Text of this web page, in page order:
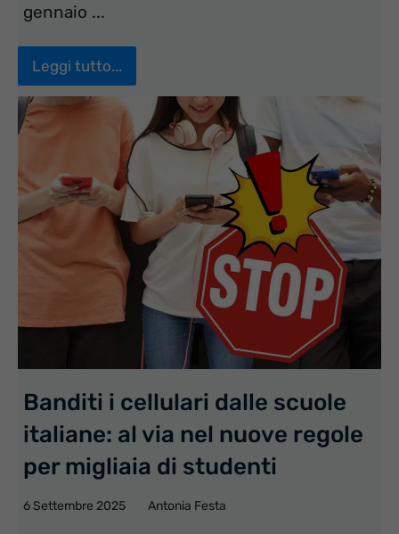
gennaio ...
Leggi tutto...
Banditi i cellulari dalle scuole
italiane: al via nel nuove regole
per migliaia di studenti
6 Settembre 2025 Antonia Festa